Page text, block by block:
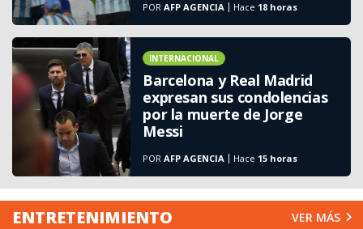
Hace 18 horas
PORAFP AGENCIA
INTERNACIONAL
Barcelona y Real Madrid
expresan sus condolencias
por la muerte de Jorge
Messi
Hace 15 horas
PORAFP AGENCIA
ENTRETENIMIENTO VER MÁS